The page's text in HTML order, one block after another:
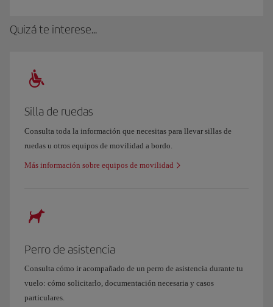
Quizá te interese...
Silla de ruedas
Consulta toda la información que necesitas para llevar sillas de
ruedas u otros equipos de movilidad a bordo.
Más información sobre equipos de movilidad
Perro de asistencia
Consulta cómo ir acompañado de un perro de asistencia durante tu
vuelo: cómo solicitarlo, documentación necesaria y casos
particulares.